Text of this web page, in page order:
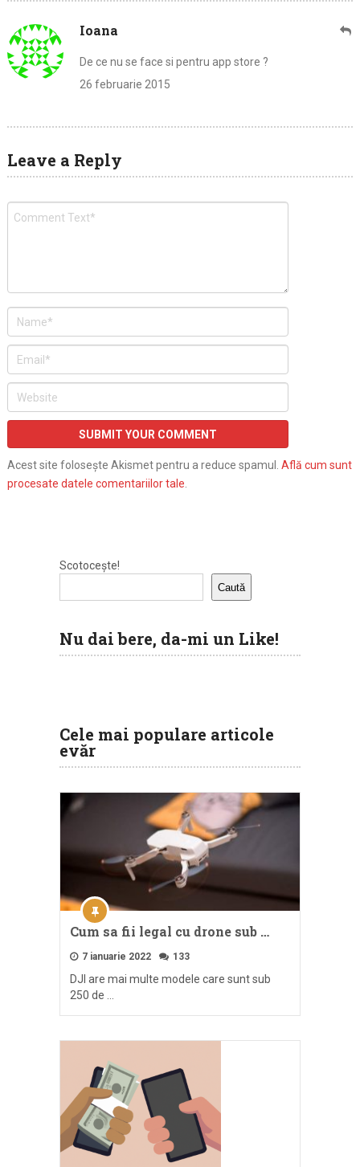
Ioana
De ce nu se face si pentru app store ?
26 februarie 2015
Leave a Reply
Acest site folosește Akismet pentru a reduce spamul. Află cum sunt
procesate datele comentariilor tale
Scotocește!
Caută
Nu dai bere, da-mi un Like!
Cele mai populare articole
evăr
Cum sa fii legal cu drone sub …
7 ianuarie 2022 133
DJI are mai multe modele care sunt sub
250 de …